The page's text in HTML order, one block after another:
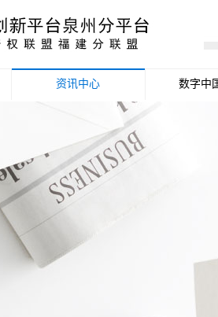
资讯中心
政策信息
活动公告
数据统计分析
数字中